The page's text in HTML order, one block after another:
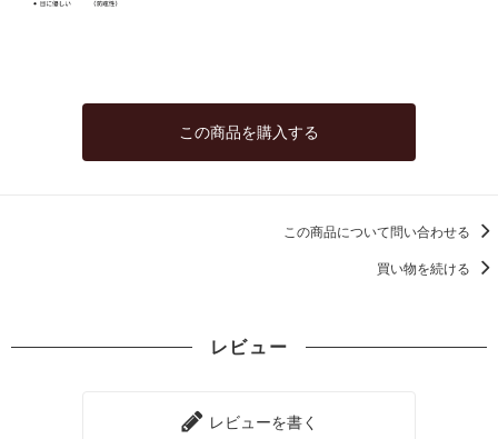
この商品を購入する
この商品について問い合わせる
買い物を続ける
レビュー
レビューを書く